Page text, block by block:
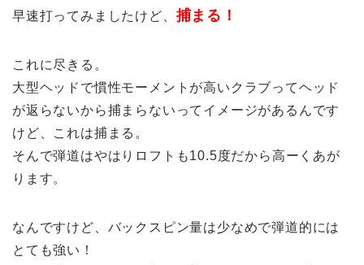
早速打ってみましたけど、 捕まる！
これに尽きる。
大型ヘッドで慣性モーメントが高いクラブってヘッド
が返らないから捕まらないってイメージがあるんです
けど、これは捕まる。
そんで弾道はやはりロフトも10.5度だから高ーくあが
ります。
なんですけど、バックスピン量は少なめで弾道的には
とても強い！